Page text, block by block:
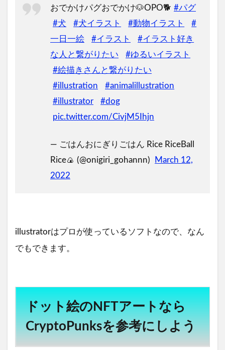
おでかけパグおでかけ🐶OPO🐕 #パグ
#犬
#犬イラスト #動物イラスト
#
一日一絵
#イラスト
#イラスト好き
な人と繋がりたい
#ゆるいイラスト
#絵描きさんと繋がりたい
#illustration
#animalillustration
#illustrator
#dog
pic.twitter.com/CivjM5Ihjn
— ごはんおにぎりごはん Rice RiceBall
Rice🍙 (@onigiri_gohannn)
March 12,
2022
illustratorはプロが使っているソフトなので、なん
でもできます。
ドット絵のNFTアートなら
CryptoPunksを参考にしよう